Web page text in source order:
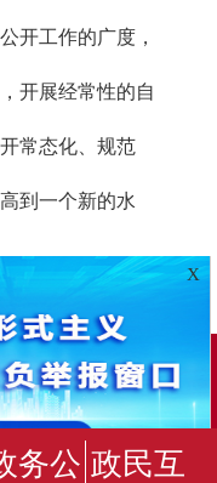
开工作的广度，
开展经常性的自
常态化、规范
到一个新的水
临夏回族自治州人民政
务公 政民互
X